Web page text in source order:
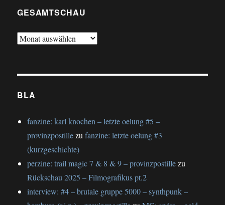
GESAMTSCHAU
gesamtschau
BLA
fanzine: karl knochen – letzte oelung #5 –
provinzpostillezufanzine: letzte oelung #3
(kurzgeschichte)
perzine: trail magic 7 & 8 & 9 – provinzpostillezu
Rückschau 2025 – Filmografikus pt.2
interview: #4 – brutale gruppe 5000 – synthpunk –